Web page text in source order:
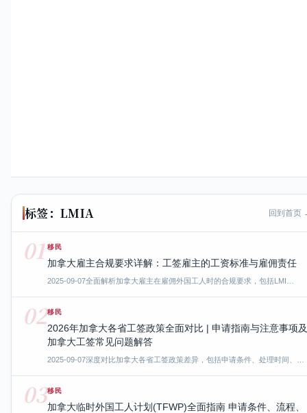
标签：LMIA 回到首页
01 移民
加拿大雇主合规要求详解：工签雇主的工资标准与雇佣责任
2025-09-07全面解析加拿大雇主在雇佣外国工人时的合规要求，包括LMI…
02移民
2026年加拿大各省工签政策全面对比 | 申请指南与注意事项及
加拿大工签常见问题解答
2025-09-07深度对比加拿大各省工签政策差异，包括申请条件、处理时间、…
03移民
加拿大临时外国工人计划(TFWP)全面指南 申请条件、流程、